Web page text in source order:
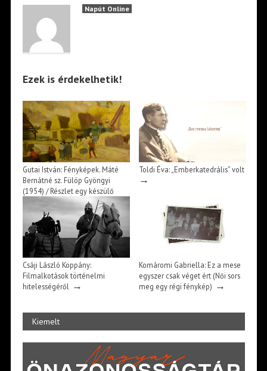
Napút Online
Ezek is érdekelhetik!
Gutai István: Fényképek. Máté
Bernátné sz. Fülöp Gyöngyi
(1954) / Részlet egy készülő
falurajzból→
Toldi Éva: „Emberkatedrális” volt
→
Csáji László Koppány:
Filmalkotások történelmi
hitelességéről→
Komáromi Gabriella: Ez a mese
egyszer csak véget ért (Női sors
meg egy régi fénykép) →
Kiemelt